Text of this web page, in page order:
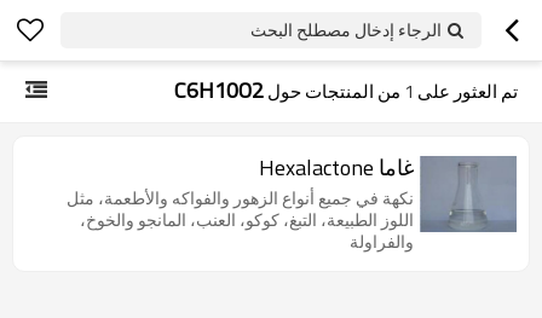
الرجاء إدخال مصطلح البحث
تم العثور على 1 من المنتجات حولC6H10O2
غاما Hexalactone
نكهة في جميع أنواع الزهور والفواكه والأطعمة، مثل
اللوز الطبيعة، التبغ، كوكو، العنب، المانجو والخوخ،
والفراولة